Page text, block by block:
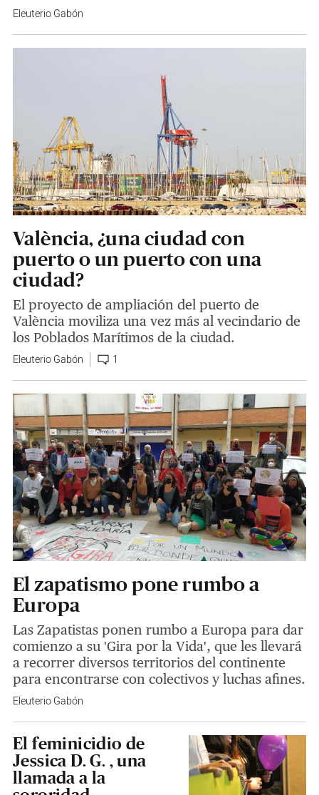
Eleuterio Gabón
València, ¿una ciudad con
puerto o un puerto con una
ciudad?
El proyecto de ampliación del puerto de
València moviliza una vez más al vecindario de
los Poblados Marítimos de la ciudad.
Eleuterio Gabón 1
El zapatismo pone rumbo a
Europa
Las Zapatistas ponen rumbo a Europa para dar
comienzo a su 'Gira por la Vida', que les llevará
a recorrer diversos territorios del continente
para encontrarse con colectivos y luchas afines.
Eleuterio Gabón
El feminicidio de
Jessica D. G. , una
llamada a la